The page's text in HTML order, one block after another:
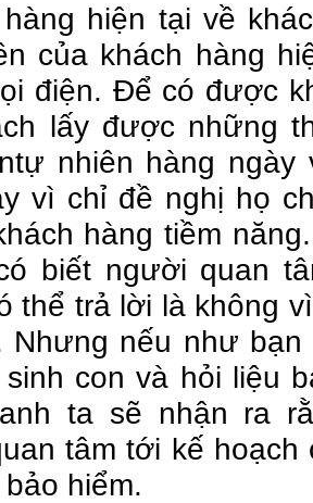
hiện tại về
của khách hàng
điện. Để có được
lấy được những
nhiên hàng ngày
vì chỉ đề nghị họ
hàng tiềm
biết người quan
thể trả lời là không
Nhưng nếu như
con và hỏi liệu
ta sẽ nhận ra
tâm tới kế
hiểm.